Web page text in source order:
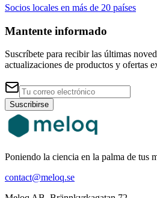
Socios locales en más de 20 países
Mantente informado
Suscríbete para recibir las últimas
actualizaciones de productos y ofertas
Suscribirse
Poniendo la ciencia en la palma de tus
contact@meloq.se